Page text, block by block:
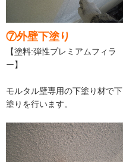
⑦外壁下塗り
【塗料:弾性プレミアムフィラ
ー】
モルタル壁専用の下塗り材で下
塗りを行います。